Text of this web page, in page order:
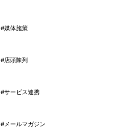
#媒体施策
#店頭陳列
#サービス連携
#メールマガジン